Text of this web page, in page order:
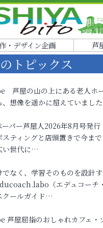
・デザイン企画 芦
トピックス
芦屋の山の上にある老人ホ
、想像を遥かに超えていました
ーパー芦屋人2026年8月号発行
スティングと店頭置きで今ま
い世代に…
でなく、学習そのものを設計
（エデュコーチ
クールガイド…
芦屋屈指のおしゃれカフェ・